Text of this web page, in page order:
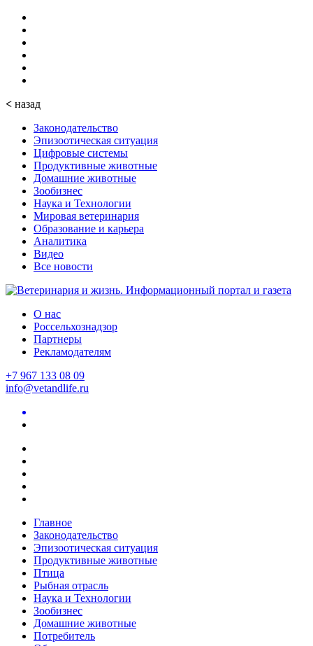
< назад
Законодательство
Эпизоотическая ситуация
Цифровые системы
Продуктивные животные
Домашние животные
Зообизнес
Наука и Технологии
Мировая ветеринария
Образование и карьера
Аналитика
Видео
Все новости
О нас
Россельхознадзор
Партнеры
Рекламодателям
+7 967 133 08 09
info@vetandlife.ru
Главное
Законодательство
Эпизоотическая ситуация
Продуктивные животные
Птица
Рыбная отрасль
Наука и Технологии
Зообизнес
Домашние животные
Потребитель